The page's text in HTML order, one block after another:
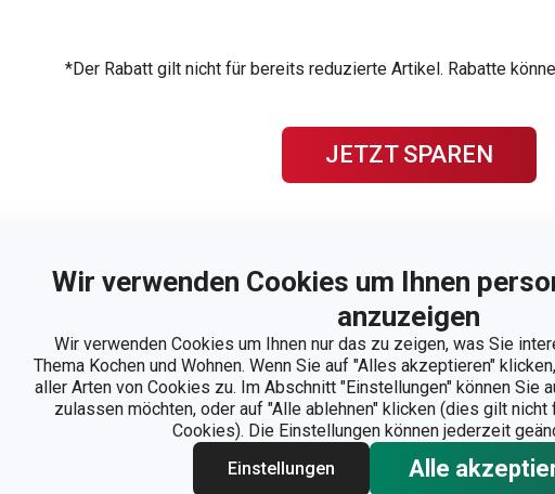
Wir verwenden Cookies um Ihnen
anzuzeigen
Wir verwenden Cookies um Ihnen nur das zu zeigen, was Sie
Thema Kochen und Wohnen. Wenn Sie auf "Alles akzeptieren"
aller Arten von Cookies zu. Im Abschnitt "Einstellungen" können Sie
zulassen möchten, oder auf "Alle ablehnen" klicken (dies gilt
Cookies). Die Einstellungen können jederzeit
Einstellungen
Alle
*Der Rabatt gilt nicht für bereits reduzierte Artikel. Rabatte
JETZT SPAREN